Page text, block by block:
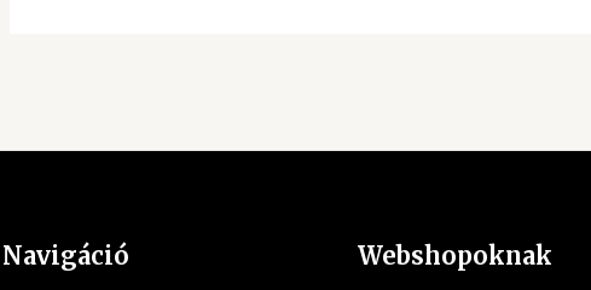
Navigáció Webshopoknak